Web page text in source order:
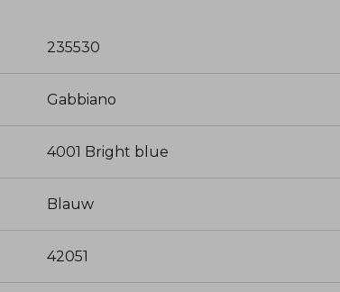
235530
Gabbiano
4001 Bright blue
Blauw
42051